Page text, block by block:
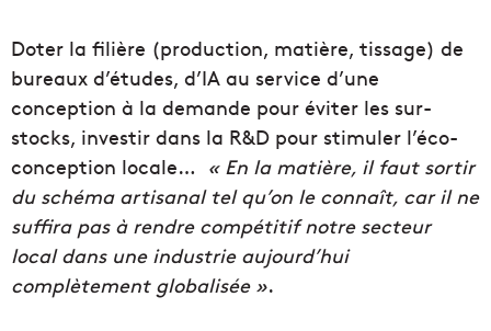
Doter la filière (production, matière, tissage) de
bureaux d’études, d’IA au service d’une
conception à la demande pour éviter les sur-
stocks, investir dans la R&D pour stimuler l’éco-
conception locale… « En la matière, il faut sortir
du schéma artisanal tel qu’on le connaît, car il ne
suffira pas à rendre compétitif notre secteur
local dans une industrie aujourd’hui
complètement globalisée ».